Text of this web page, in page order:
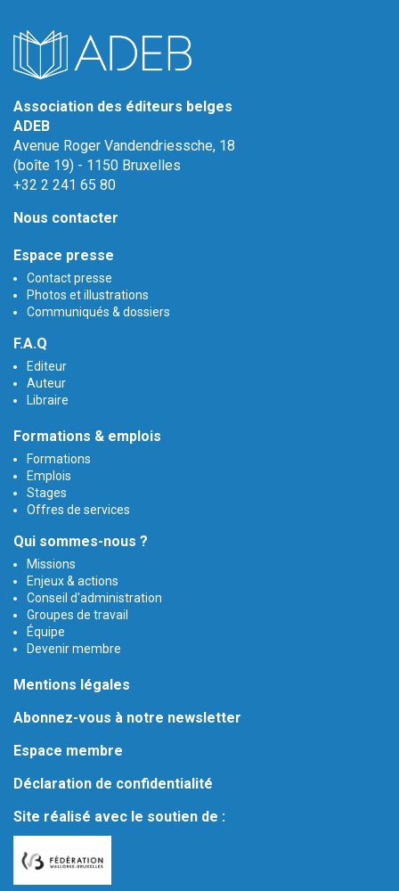
Association des éditeurs belges
ADEB
Avenue Roger Vandendriessche, 18
(boîte 19) - 1150 Bruxelles
+32 2 241 65 80
Nous contacter
Espace presse
Contact presse
Photos et illustrations
Communiqués & dossiers
F.A.Q
Editeur
Auteur
Libraire
Formations & emplois
Formations
Emplois
Stages
Offres de services
Qui sommes-nous ?
Missions
Enjeux & actions
Conseil d'administration
Groupes de travail
Équipe
Devenir membre
Mentions légales
Abonnez-vous à notre newsletter
Espace membre
Déclaration de confidentialité
Site réalisé avec le soutien de :